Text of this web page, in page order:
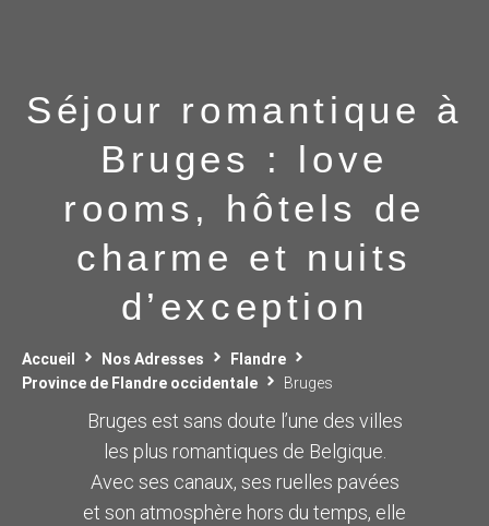
Séjour romantique à
Bruges : love
rooms, hôtels de
charme et nuits
d’exception
Accueil Nos Adresses
Flandre
Province de Flandre occidentale
Bruges
Bruges est sans doute l’une des villes
les plus romantiques de Belgique.
Avec ses canaux, ses ruelles pavées
et son atmosphère hors du temps, elle